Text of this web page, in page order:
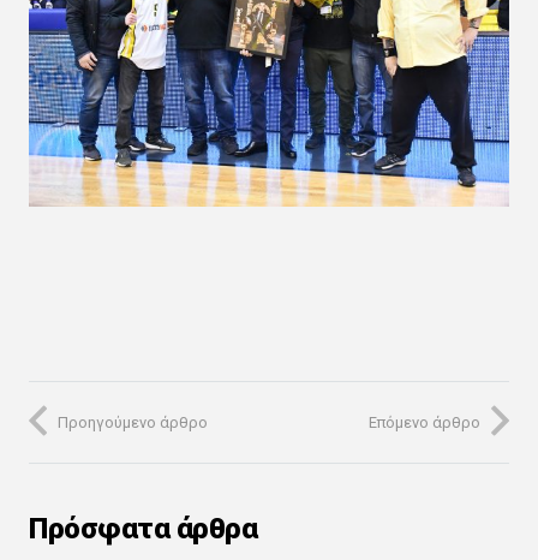
Προηγούμενο άρθρο Επόμενο άρθρο
Πρόσφατα άρθρα